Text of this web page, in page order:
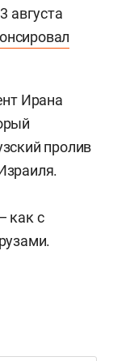
августа
Ирана
пролив
как с